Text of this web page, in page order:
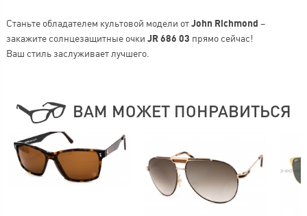
Станьте обладателем культовой модели отJohn Richmond –
закажите солнцезащитные очки JR 686 03 прямо сейчас!
Ваш стиль заслуживает лучшего.
ВАМ МОЖЕТ ПОНРАВИТЬСЯ